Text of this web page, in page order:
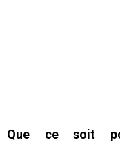
Que ce soit